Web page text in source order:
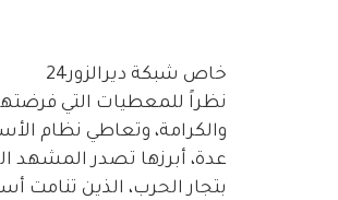
خاص شبكة ديرالزور24
نظراً للمعطيات التي
والكرامة، وتعاطي نظام
عدة، أبرزها تصدر المشهد
بتجار الحرب، الذين تنامت